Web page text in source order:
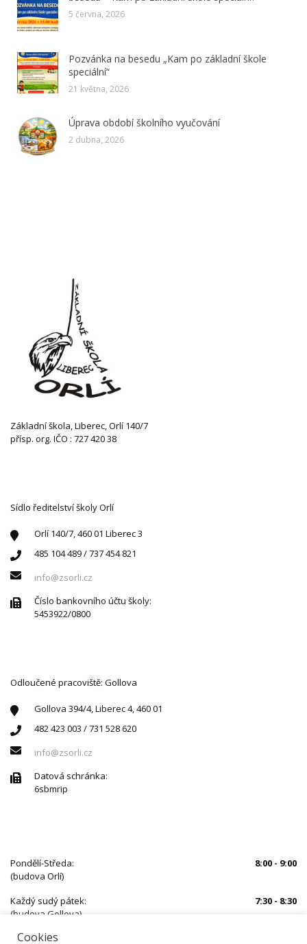
5 června, 2026
Pozvánka na besedu „Kam po základní škole
speciální“
21 května, 2026
Úprava období školního vyučování
2 dubna, 2026
Základní škola, Liberec, Orlí 140/7
přísp. org. IČO : 727 420 38
Sídlo ředitelství školy Orlí
Orlí 140/7, 460 01 Liberec 3
485 104 489 / 737 454 821
info@zsorli.cz
Číslo bankovního účtu školy:
5453922/0800
Odloučené pracoviště: Gollova
Gollova 394/4, Liberec 4, 460 01
482 423 003 / 731 528 620
info@zsorli.cz
Datová schránka:
6sbmrip
Pondělí-Středa:
8:00 - 9:00
(budova Orlí)
Každý sudý pátek:
7:30 - 8:30
(budova Gollova)
Mimo uvedený čas je nutné se předem objednat
Cookies